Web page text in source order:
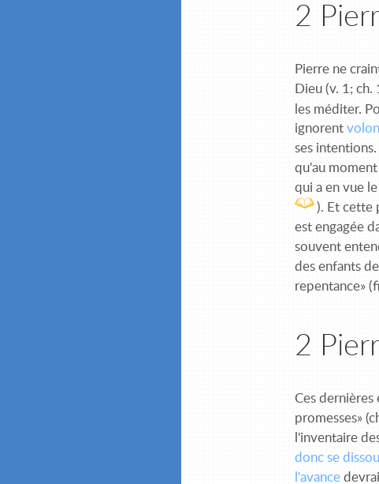
2
Pierre ne
Dieu (v. 1;
les méditer.
ignorent
ses
qu'au
qui a en vue
). Et cette
est engagée
souvent
des enfants
repentance»
2
Ces dernières
promesses»
l'inventaire
donc se
l'avance